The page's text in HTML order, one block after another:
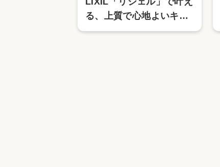
る、上質で心地よいキッ
チン空間 ～